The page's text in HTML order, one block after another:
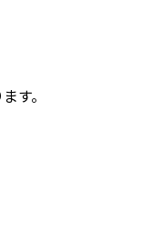
す。